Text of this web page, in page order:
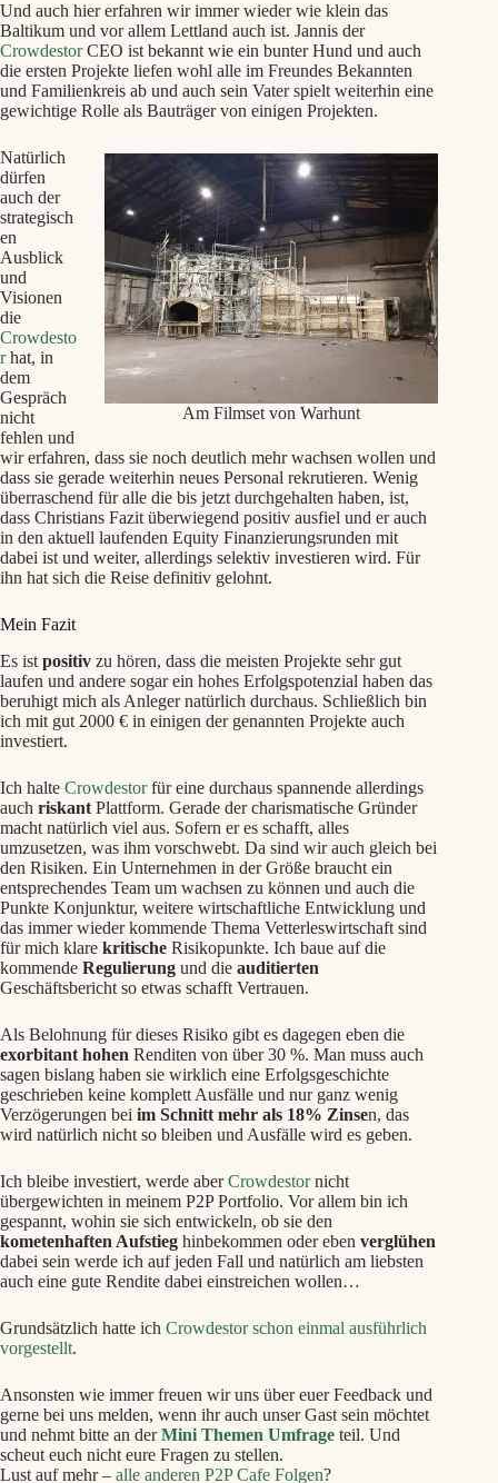
Und auch hier erfahren wir immer wieder wie klein das
Baltikum und vor allem Lettland auch ist. Jannis der
CrowdestorCEO ist bekannt wie ein bunter Hund und auch
die ersten Projekte liefen wohl alle im Freundes Bekannten
und Familienkreis ab und auch sein Vater spielt weiterhin eine
gewichtige Rolle als Bauträger von einigen Projekten.
Am Filmset von Warhunt
Natürlich
dürfen
auch der
strategisch
en
Ausblick
und
Visionen
die
Crowdesto
rhat, in
dem
Gespräch
nicht
fehlen und
wir erfahren, dass sie noch deutlich mehr wachsen wollen und
dass sie gerade weiterhin neues Personal rekrutieren. Wenig
überraschend für alle die bis jetzt durchgehalten haben, ist,
dass Christians Fazit überwiegend positiv ausfiel und er auch
in den aktuell laufenden Equity Finanzierungsrunden mit
dabei ist und weiter, allerdings selektiv investieren wird. Für
ihn hat sich die Reise definitiv gelohnt.
Mein Fazit
Es ist positiv zu hören, dass die meisten Projekte sehr gut
laufen und andere sogar ein hohes Erfolgspotenzial haben das
beruhigt mich als Anleger natürlich durchaus. Schließlich bin
ich mit gut 2000 € in einigen der genannten Projekte auch
investiert.
Ich halte Crowdestorfür eine durchaus spannende allerdings
auch riskant Plattform. Gerade der charismatische Gründer
macht natürlich viel aus. Sofern er es schafft, alles
umzusetzen, was ihm vorschwebt. Da sind wir auch gleich bei
den Risiken. Ein Unternehmen in der Größe braucht ein
entsprechendes Team um wachsen zu können und auch die
Punkte Konjunktur, weitere wirtschaftliche Entwicklung und
das immer wieder kommende Thema Vetterleswirtschaft sind
für mich klare kritische Risikopunkte. Ich baue auf die
kommende Regulierung und die auditierten
Geschäftsbericht so etwas schafft Vertrauen.
Als Belohnung für dieses Risiko gibt es dagegen eben die
exorbitant hohen Renditen von über 30 %. Man muss auch
sagen bislang haben sie wirklich eine Erfolgsgeschichte
geschrieben keine komplett Ausfälle und nur ganz wenig
Verzögerungen bei im Schnitt mehr als 18% Zinsen, das
wird natürlich nicht so bleiben und Ausfälle wird es geben.
Ich bleibe investiert, werde aberCrowdestornicht
übergewichten in meinem P2P Portfolio. Vor allem bin ich
gespannt, wohin sie sich entwickeln, ob sie den
kometenhaften Aufstieg hinbekommen oder eben verglühen
dabei sein werde ich auf jeden Fall und natürlich am liebsten
auch eine gute Rendite dabei einstreichen wollen…
Grundsätzlich hatte ich Crowdestor schon einmal ausführlich
vorgestellt.
Ansonsten wie immer freuen wir uns über euer Feedback und
gerne bei uns melden, wenn ihr auch unser Gast sein möchtet
und nehmt bitte an derMini Themen Umfrage teil. Und
scheut euch nicht eure Fragen zu stellen.
Lust auf mehr – alle anderen P2P Cafe Folgen?